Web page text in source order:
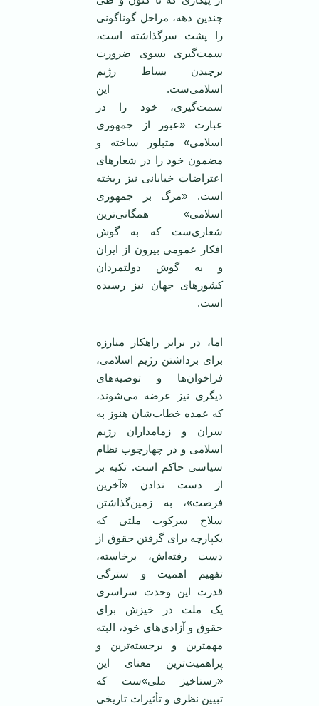
چندین دهه، مراحل گوناگونی
را پشت سرگذاشته است،
سمت‌گیری بسوی ضرورت
برچیدن بساط رژیم
اسلامی‌ست. این
سمت‌گیری، خود را در
عبارت «عبور از جمهوری
اسلامی» متبلور ساخته و
مضمون خود را در شعارهای
اعتراضات خیابانی نیز ریخته
است. «مرگ بر جمهوری
اسلامی» همگانی‌ترین
شعاری‌ست که به گوش
افکار عمومی بیرون از ایران
و به گوش دولتمردان
کشورهای جهان نیز رسیده
است.
اما، در برابر راهکار مبارزه
برای برداشتن رژیم اسلامی،
فراخوان‌ها و توصیه‌های
دیگری نیز عرضه می‌شوند،
که عمده خطاب‌شان هنوز به
سران و زمامداران رژیم
اسلامی‌ و در چهارچوب نظام
سیاسی حاکم است. تکیه بر
از دست ندادن «آخرین
فرصت»، به زمین‌گذاشتن
سلاح سرکوب ملتی که
یکپارچه برای گرفتن حقوق از
دست رفته‌اش، برخاسته،
تفهیم اهمیت و سترگی
قدرت این وحدت سراسری
یک ملت در خیزش برای
حقوق و آزادی‌های خود، البته
مهمترین و برجسته‌ترین و
پراهمیت‌ترین معنای این
«رستاخیز ملی»‌ست که
تبیین نظری و تأثیرات تاریخی